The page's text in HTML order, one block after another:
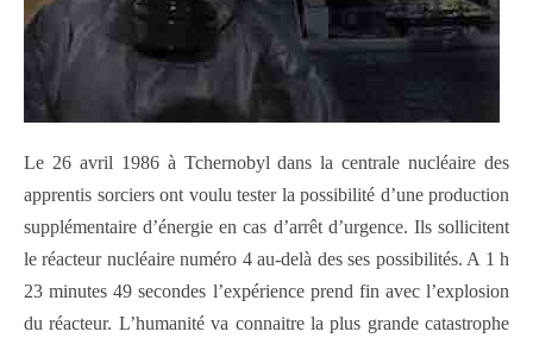
Le 26 avril 1986 à Tchernobyl dans la centrale nucléaire des
apprentis sorciers ont voulu tester la possibilité d’une production
supplémentaire d’énergie en cas d’arrêt d’urgence. Ils sollicitent
le réacteur nucléaire numéro 4 au-delà des ses possibilités. A 1 h
23 minutes 49 secondes l’expérience prend fin avec l’explosion
du réacteur. L’humanité va connaitre la plus grande catastrophe